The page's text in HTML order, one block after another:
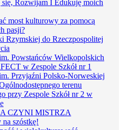
się, Rozwijam I Edukuję moich
most kulturowy za pomocą
pasji?
Rzymskiej do Rzeczpospolitej
Powstańców Wielkopolskich
w Zespole Szkół nr 1
Przyjaźni Polsko-Norweskiej
terenu
przy Zespole Szkół nr 2 w
CZYNI MISTRZA
szóstkę!